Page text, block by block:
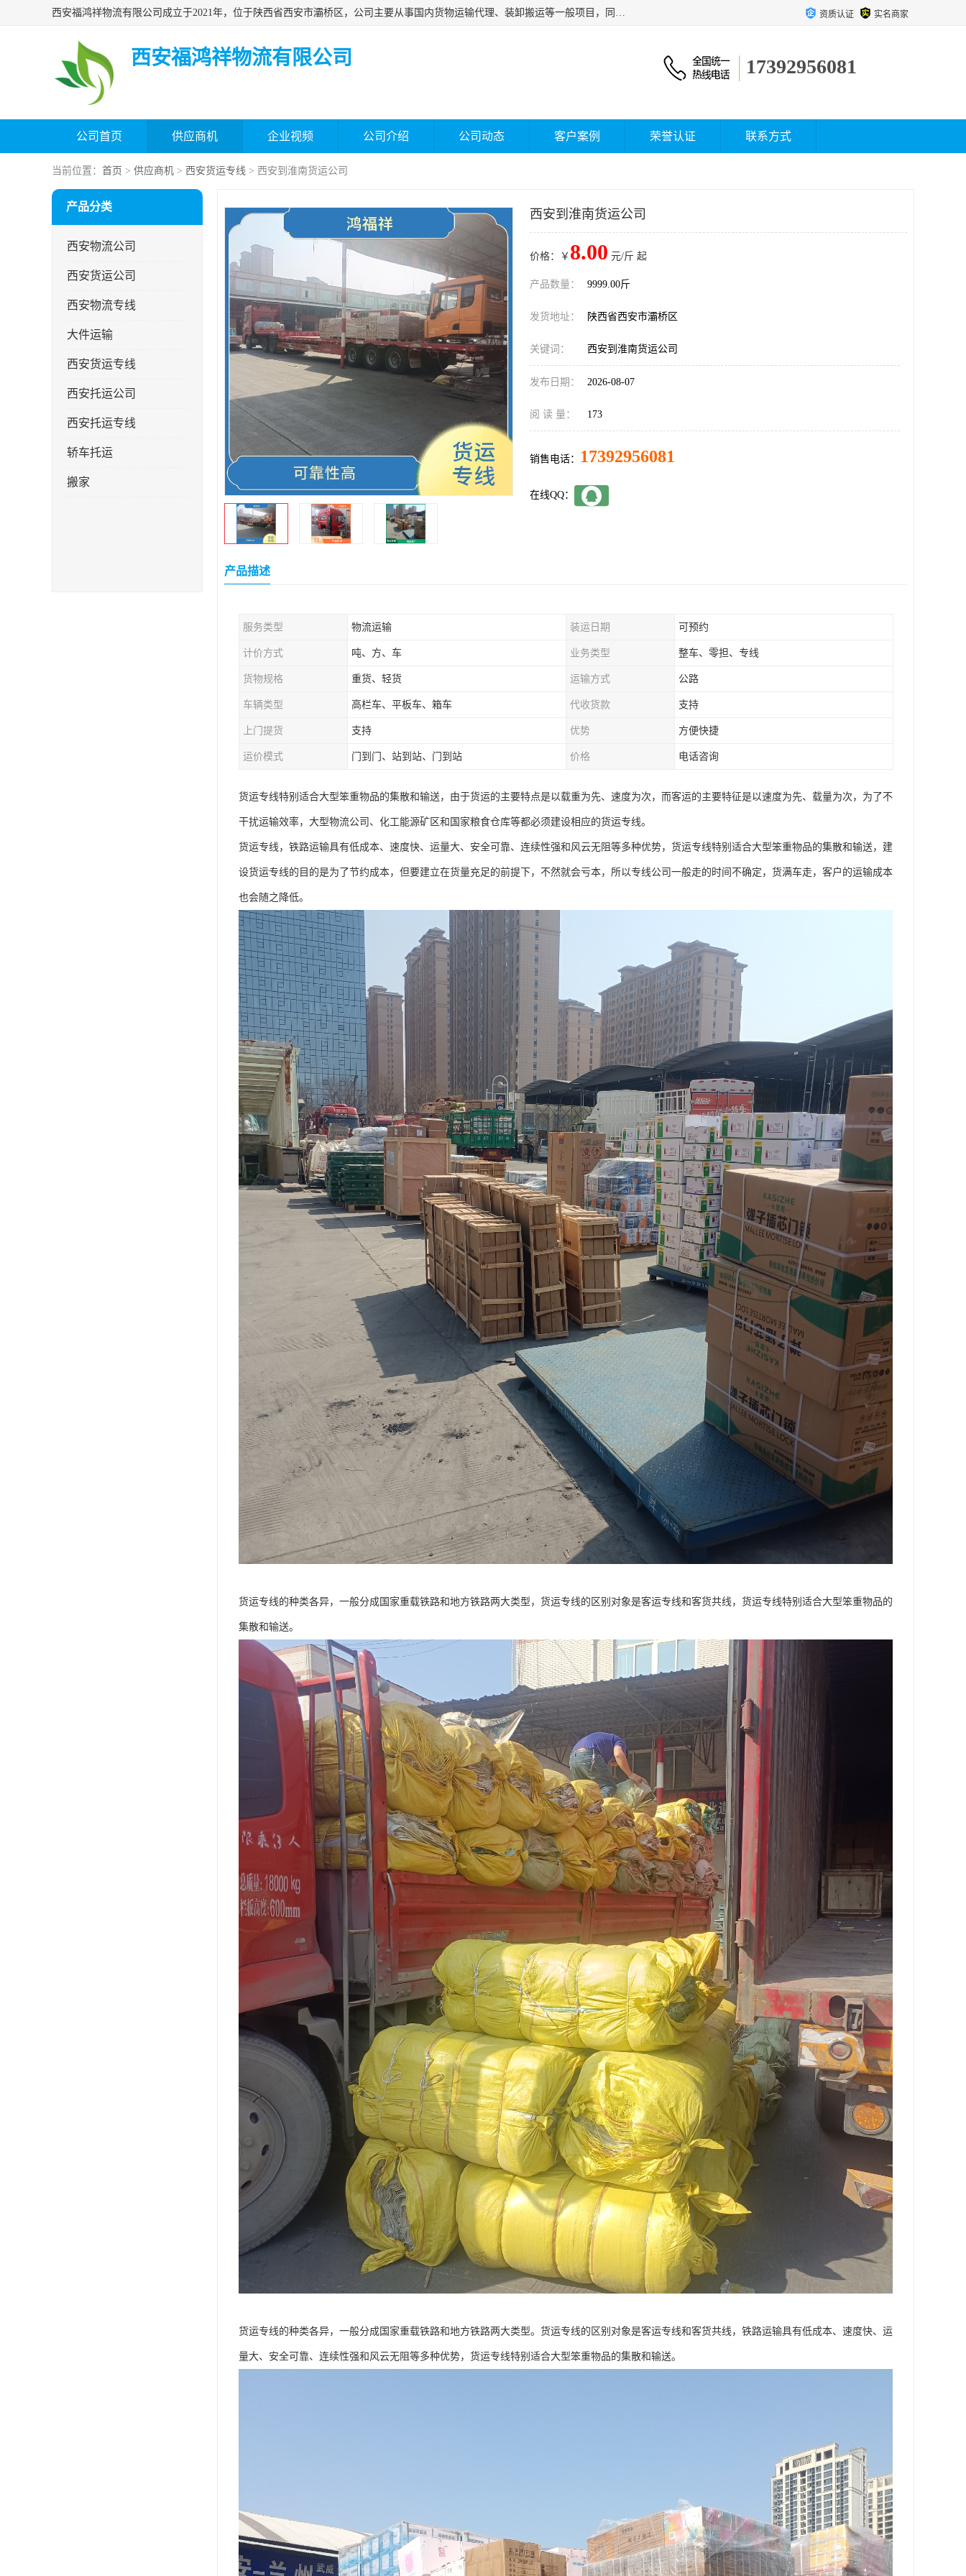
西安福鸿祥物流有限公司成立于2021年，位于陕西省西安市灞桥区，公司主要从事国内货物运输代理、装卸搬运等一般项目，同时具备道路货物运输（不含危险货物）的许可资质。凭借专业的物流服务和*的运输能力，公司致力于为客户提供安全、可靠的物流解决方案，满足多样化的运输需求，助力企业*运营。 资质认证 实名商家
西安福鸿祥物流有限公司 17392956081
公司首页 供应商机 企业视频 公司介绍 公司动态 客户案例 荣誉认证 联系方式
当前位置： 首页 > 供应商机 > 西安货运专线 > 西安到淮南货运公司
产品分类
西安物流公司
西安货运公司
西安物流专线
大件运输
西安货运专线
西安托运公司
西安托运专线
轿车托运
搬家
西安到淮南货运公司
价格：￥ 8.00 元/斤 起
产品数量： 9999.00斤
发货地址： 陕西省西安市灞桥区
关键词： 西安到淮南货运公司
发布日期： 2026-08-07
阅 读 量： 173
销售电话： 17392956081
在线QQ：
产品描述
服务类型 物流运输 装运日期 可预约
计价方式 吨、方、车 业务类型 整车、零担、专线
货物规格 重货、轻货 运输方式 公路
车辆类型 高栏车、平板车、箱车 代收货款 支持
上门提货 支持 优势 方便快捷
运价模式 门到门、站到站、门到站 价格 电话咨询
货运专线特别适合大型笨重物品的集散和输送，由于货运的主要特点是以载重为先、速度为次，而客运的主要特征是以速度为先、载量为次，为了不
干扰运输效率，大型物流公司、化工能源矿区和国家粮食仓库等都必须建设相应的货运专线。
货运专线，铁路运输具有低成本、速度快、运量大、安全可靠、连续性强和风云无阻等多种优势，货运专线特别适合大型笨重物品的集散和输送，建
设货运专线的目的是为了节约成本，但要建立在货量充足的前提下，不然就会亏本，所以专线公司一般走的时间不确定，货满车走，客户的运输成本
也会随之降低。
货运专线的种类各异，一般分成国家重载铁路和地方铁路两大类型，货运专线的区别对象是客运专线和客货共线，货运专线特别适合大型笨重物品的
集散和输送。
货运专线的种类各异，一般分成国家重载铁路和地方铁路两大类型。货运专线的区别对象是客运专线和客货共线，铁路运输具有低成本、速度快、运
量大、安全可靠、连续性强和风云无阻等多种优势，货运专线特别适合大型笨重物品的集散和输送。